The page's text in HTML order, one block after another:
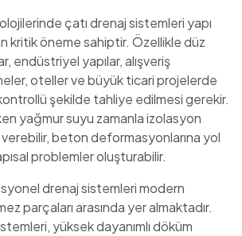
çatı drenaj sistemleri yapı
kritik öneme sahiptir. Özellikle düz
endüstriyel yapılar, alışveriş
oteller ve büyük ticari projelerde
şekilde tahliye edilmesi gerekir.
yağmur suyu zamanla izolasyon
beton deformasyonlarına yol
problemler oluşturabilir.
drenaj sistemleri modern
parçaları arasında yer almaktadır.
yüksek dayanımlı döküm